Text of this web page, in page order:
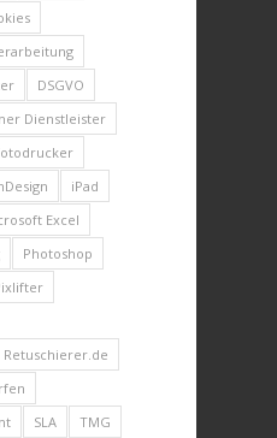
DSGVO
Dienstleister
iPad
Excel
Photoshop
Retuschierer.de
SLA
TMG